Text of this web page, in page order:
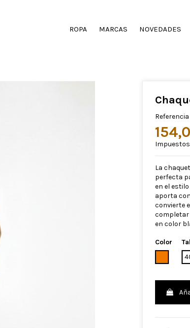
ROPA MARCAS NOVEDADES
Referencia
La
perfecta
en el
aporta
convierte
completar
en color
Color